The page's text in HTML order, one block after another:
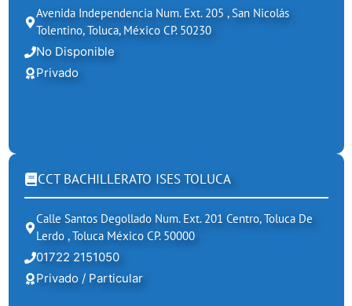
Avenida Independencia Num. Ext. 205 , San Nicolás
Tolentino, Toluca, México CP. 50230
No Disponible
Privado
CCT BACHILLERATO ISES TOLUCA
Calle Santos Degollado Num. Ext. 201 Centro, Toluca De
Lerdo , Toluca México CP. 50000
01722 2151050
Privado / Particular